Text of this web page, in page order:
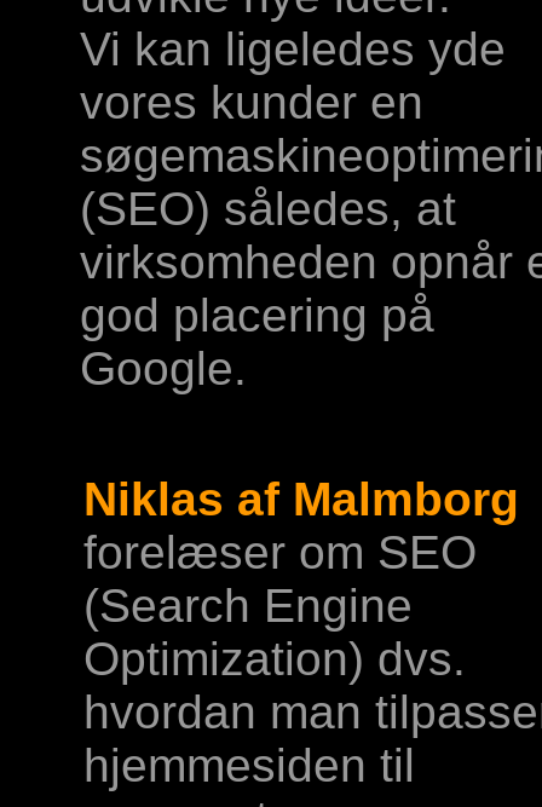
Vi kan ligeledes yde
vores kunder en
(SEO) således, at
virksomheden opnår
god placering på
Google.
Niklas af Malmborg
forelæser om SEO
(Search Engine
Optimization) dvs.
hvordan man
hjemmesiden til